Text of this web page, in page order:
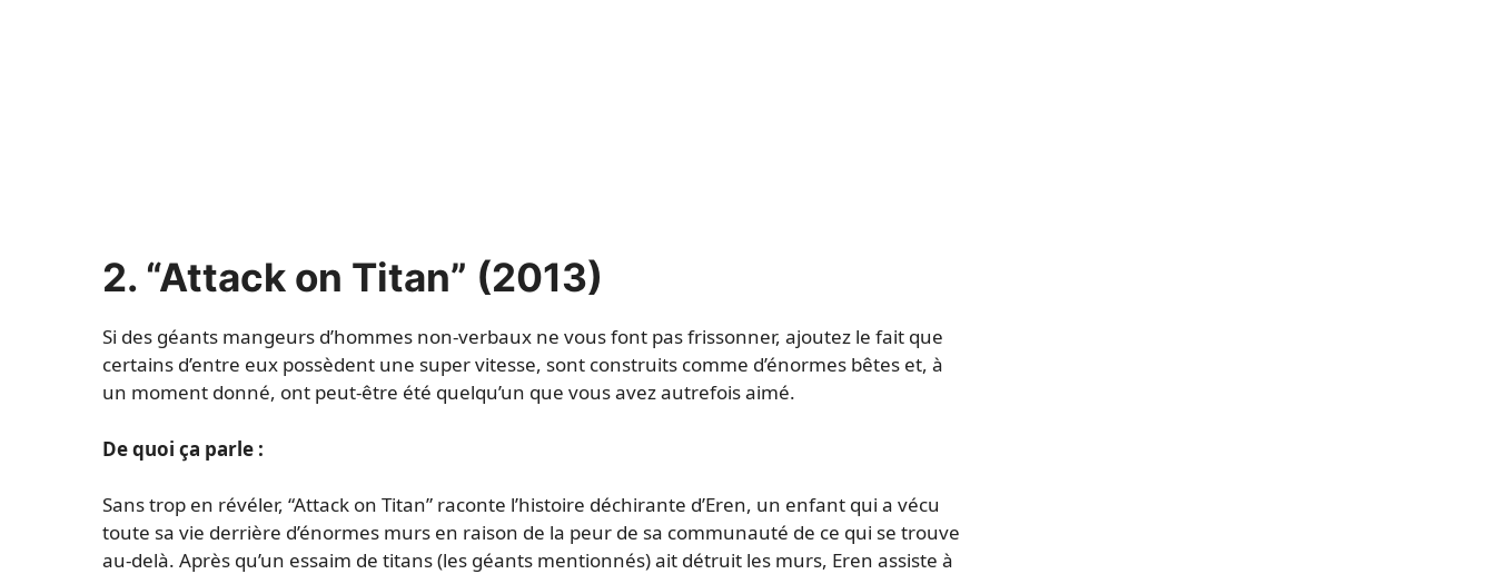
2. “Attack on Titan” (2013)
Si des géants mangeurs d’hommes non-verbaux ne vous font pas frissonner, ajoutez le fait que
certains d’entre eux possèdent une super vitesse, sont construits comme d’énormes bêtes et, à
un moment donné, ont peut-être été quelqu’un que vous avez autrefois aimé.
De quoi ça parle :
Sans trop en révéler, “Attack on Titan” raconte l’histoire déchirante d’Eren, un enfant qui a vécu
toute sa vie derrière d’énormes murs en raison de la peur de sa communauté de ce qui se trouve
au-delà. Après qu’un essaim de titans (les géants mentionnés) ait détruit les murs, Eren assiste à